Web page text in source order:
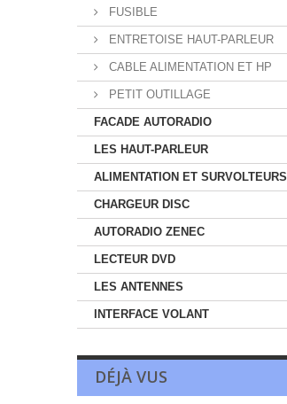
FUSIBLE
ENTRETOISE HAUT-PARLEUR
CABLE ALIMENTATION ET HP
PETIT OUTILLAGE
FACADE AUTORADIO
LES HAUT-PARLEUR
ALIMENTATION ET SURVOLTEURS
CHARGEUR DISC
AUTORADIO ZENEC
LECTEUR DVD
LES ANTENNES
INTERFACE VOLANT
DÉJÀ VUS